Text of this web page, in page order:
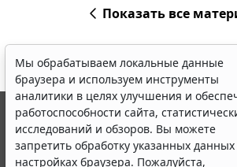
Показать все
Мы обрабатываем локальные данные
браузера и используем инструменты
аналитики в целях улучшения и
работоспособности сайта,
исследований и обзоров. Вы можете
запретить обработку указанных данных
настройках браузера. Пожалуйста,
© ООО "НПП "ГАРАНТ-СЕРВИС", 2026.
выпускается с 1990 года. Компания
являются участниками Российской